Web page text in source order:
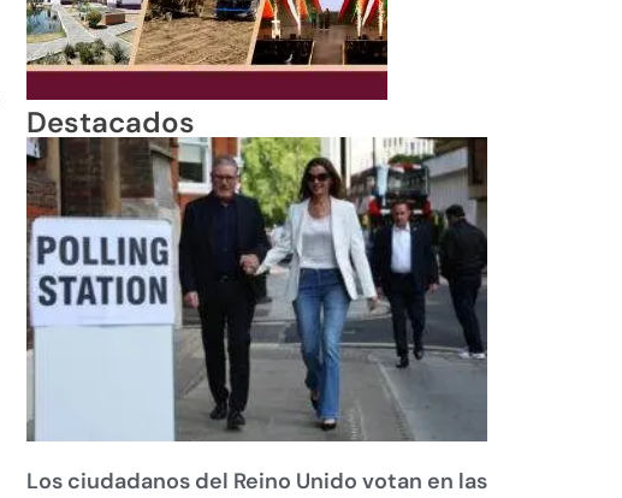
Destacados
Los ciudadanos del Reino Unido votan en las